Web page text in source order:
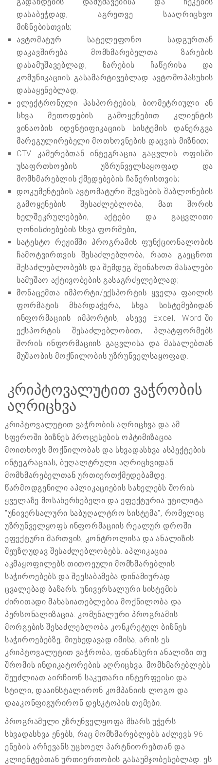
დასაბეჭდად, აგრეთვე სააღრიცხვო
მიზნებისთვის;
ავტომატურ სატელეფონო სადგურთან
დაკავშირება მომხმარებელთა ზარების
დასამუშავებლად, ზარების ჩაწერისა და
კომუნიკაციის გასამარტივებლად ავტომოპასუხის
დასაყენებლად;
ელექტრონული პასპორტების, ბიომეტრიული ან
სხვა მეთოდების გამოყენებით კლიენტის
ვინაობის იდენტიფიკაციის სისტემის დანერგვა
მარეგულირებელი მოთხოვნების დაცვის მიზნით;
CTV კამერებთან ინტეგრაცია გაცვლის ოფისში
უსაფრთხოების უზრუნველსაყოფად და
მომხმარებლის ქმედებების ჩაწერისთვის;
დოკუმენტების ავტომატური შევსების შაბლონების
გამოყენების შესაძლებლობა, მათ შორის
ხელშეკრულებები, აქტები და გაცვლითი
ღონისძიებების სხვა ფორმები;
სატესტო რეჟიმში პროგრამის ფუნქციონალობის
ჩამოტვირთვის შესაძლებლობა, რათა გაეცნოთ
შესაძლებლობებს და შემდეგ შეინახოთ მასალები
სამუშაო აქტივობების გასაგრძელებლად;
მონაცემთა იმპორტი/ექსპორტის ყველა ფაილის
ფორმატის მხარდაჭერა, სხვა სისტემებიდან
ინფორმაციის იმპორტის, ასევე Excel, Word-ში
ექსპორტის შესაძლებლობით, პლატფორმებს
შორის ინფორმაციის გაცვლისა და მასალებთან
მუშაობის მოქნილობის უზრუნველსაყოფად.
კრიპტოვალუტით ვაჭრობის
აღრიცხვა
კრიპტოვალუტით ვაჭრობის აღრიცხვა და ამ
სფეროში ბიზნეს პროცესების ოპტიმიზაცია
მოითხოვს მოქნილობას და სხვადასხვა ასპექტების
ინტეგრაციას, ბუღალტრული აღრიცხვიდან
მომხმარებელთან ურთიერთქმედებამდე.
წარმოდგენილი აპლიკაციების სახელებს შორის
ყველაზე მოსახერხებელი და ეფექტურია უტილიტა
"უნივერსალური საბუღალტრო სისტემა", რომელიც
უზრუნველყოფს ინფორმაციის რეალურ დროში
ეფექტური მართვის, კონტროლისა და ანალიზის
შეუზღუდავ შესაძლებლობებს. აპლიკაცია
აკმაყოფილებს თითოეული მომხმარებლის
საჭიროებებს და შეესაბამება დინამიურად
ცვალებად ბაზარს. უნივერსალური სისტემის
ძირითადი მახასიათებლებია მოქნილობა და
პერსონალიზაცია: კომუნალური პროგრამის
მორგების შესაძლებლობა კონკრეტულ ბიზნეს
საჭიროებებზე, მიუხედავად იმისა, არის ეს
კრიპტოვალუტით ვაჭრობა, ფინანსური ანალიზი თუ
შრომის ინდიკატორების აღრიცხვა. მომხმარებლებს
შეუძლიათ აირჩიონ საკუთარი ინტერფეისი და
სტილი, დააინსტალირონ კომპანიის ლოგო და
დააკონფიგურირონ დესკტოპის თემები.
პროგრამული უზრუნველყოფა მხარს უჭერს
სხვადასხვა ენებს, რაც მომხმარებლებს აძლევს 96
ენების არჩევანს უცხოელ პარტნიორებთან და
კლიენტებთან ურთიერთობის გასაუმჯობესებლად. ეს